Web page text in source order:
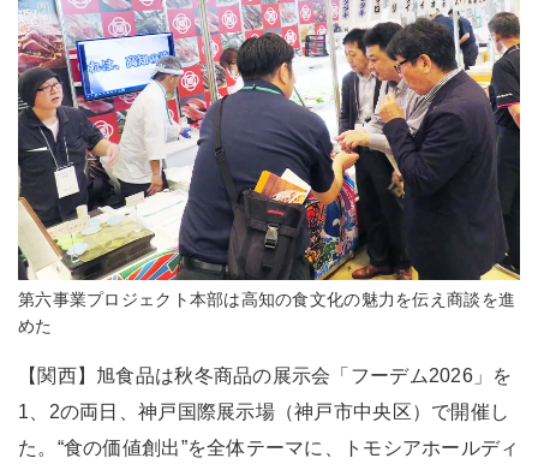
第六事業プロジェクト本部は高知の食文化の魅力を伝え商談を進
めた
【関西】旭食品は秋冬商品の展示会「フーデム2026」を
1、2の両日、神戸国際展示場（神戸市中央区）で開催し
た。“食の価値創出”を全体テーマに、トモシアホールディ